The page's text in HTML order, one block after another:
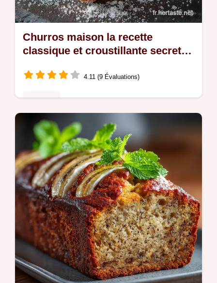
Churros maison la recette
classique et croustillante secrets
4.11 (9 Évaluations)
Maîtrisez la véritable pâte à churros
espagnole Ultralégers et croustillants à
lextérieur ils sont la gourmandise parfaite
Tous les secrets de friture pour des…